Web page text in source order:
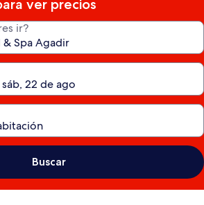
ver precios
ir?
Buscar